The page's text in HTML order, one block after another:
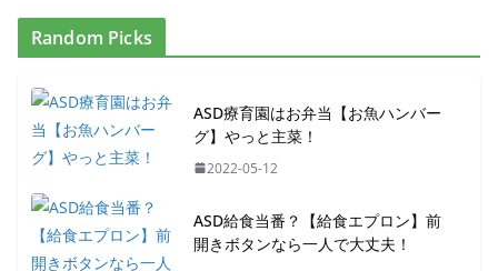
Random Picks
ASD療育園はお弁当【お魚ハンバー
グ】やっと主菜！
2022-05-12
ASD給食当番？【給食エプロン】前
開きボタンなら一人で大丈夫！